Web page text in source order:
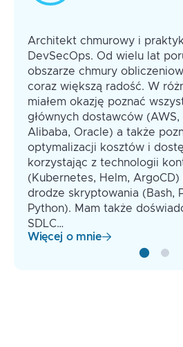
Architekt chmurowy i
DevSecOps. Od wielu lat
obszarze chmury
coraz większą radość. W
miałem okazję poznać
głównych dostawców (AWS,
Alibaba, Oracle) a także
optymalizacji kosztów i
korzystając z technologii
(Kubernetes, Helm,
drodze skryptowania (Bash,
Python). Mam także
SDLC…
Więcej o mnie